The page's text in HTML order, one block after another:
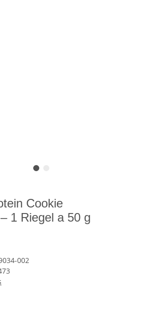
Cookie
1 Riegel a 50 g
002